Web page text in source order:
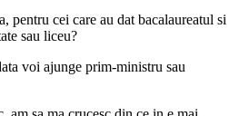
pentru cei care au dat bacalaureatul si
sau liceu?
voi ajunge prim-ministru sau